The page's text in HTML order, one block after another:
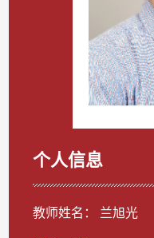
个人信息
教师姓名： 兰旭光